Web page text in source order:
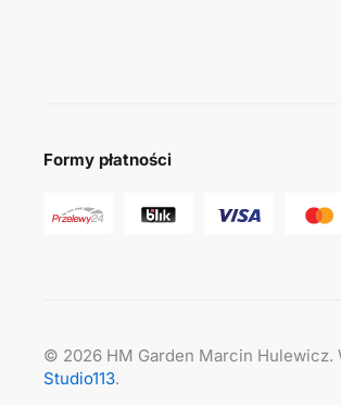
Formy płatności
© 2026 HM Garden Marcin
Studio113.